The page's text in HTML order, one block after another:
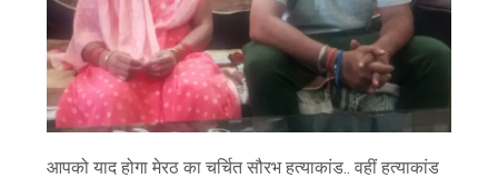
आपको याद होगा मेरठ का चर्चित सौरभ हत्याकांड.. वहीं हत्याकांड